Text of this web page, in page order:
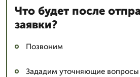
Что будет после
заявки?
Позвоним
Зададим уточняющие вопросы